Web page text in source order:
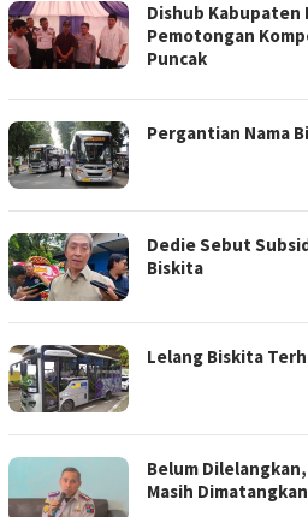
Dishub Kabupaten
Pemotongan
Puncak
Pergantian Nama
Dedie Sebut
Biskita
Lelang Biskita
Belum
Masih Dimatangkan